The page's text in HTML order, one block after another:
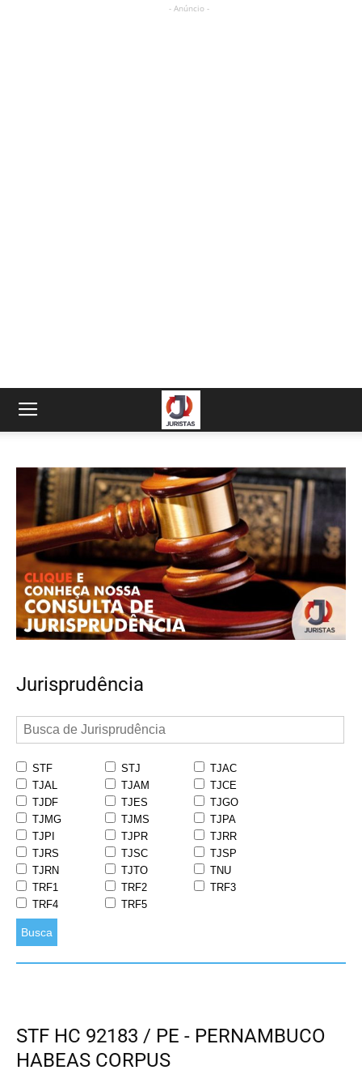
- Anúncio -
Jurisprudência
STF STJ
TJAC
TJAL
TJAM
TJCE
TJDF
TJES
TJGO
TJMG
TJMS
TJPA
TJPI
TJPR
TJRR
TJRS
TJSC
TJSP
TJRN
TJTO
TNU
TRF1
TRF2
TRF3
TRF4
TRF5
Busca
STF HC 92183 / PE - PERNAMBUCO
HABEAS CORPUS